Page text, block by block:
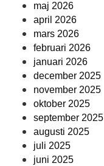
maj 2026
april 2026
mars 2026
februari 2026
januari 2026
december 2025
november 2025
oktober 2025
september 2025
augusti 2025
juli 2025
juni 2025